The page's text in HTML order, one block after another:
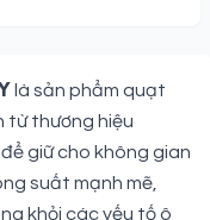
là sản phẩm quạt
từ thương hiệu
giữ cho không gian
suất mạnh mẽ,
khỏi các yếu tố ô